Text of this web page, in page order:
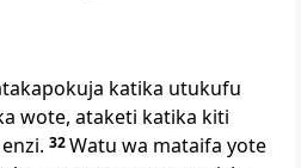
katika utukufu
wote, ataketi katika kiti
32Watu wa mataifa yote